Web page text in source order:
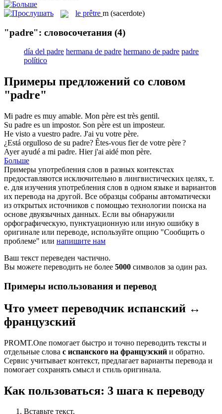
le prêtre m (sacerdote)
"padre": словосочетания (4)
día del padre hermana de padre hermano de padre padre
político
Примеры предложений со словом
"padre"
Mi padre es muy amable. Mon père est très gentil.
Su padre es un impostor. Son père est un imposteur.
He visto a vuestro padre. J'ai vu votre père.
¿Está orgulloso de su padre? Êtes-vous fier de votre père?
Ayer ayudé a mi padre. Hier j'ai aidé mon père.
Больше
Примеры употребления слов в разных контекстах
предоставляются исключительно в лингвистических целях, т.
е. для изучения употребления слов в одном языке и вариантов
их перевода на другой. Все образцы собраны автоматически
из открытых источников с помощью технологии поиска на
основе двуязычных данных. Если вы обнаружили
орфографическую, пунктуационную или иную ошибку в
оригинале или переводе, используйте опцию "Сообщить о
проблеме" или напишите нам
Ваш текст переведен частично.
Вы можете переводить не более 5000 символов за один раз.
Примеры использования и перевод
Что умеет переводчик испанский ↔
французский
PROMT.One помогает быстро и точно переводить тексты и
отдельные слова с испанского на французский и обратно.
Сервис учитывает контекст, предлагает варианты перевода и
помогает сохранять смысл и стиль оригинала.
Как пользоваться: 3 шага к переводу
Вставьте текст.